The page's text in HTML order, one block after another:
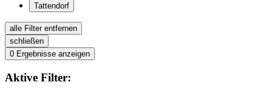
Tattendorf
alle Filter entfernen
schließen
0 Ergebnisse anzeigen
Aktive Filter: